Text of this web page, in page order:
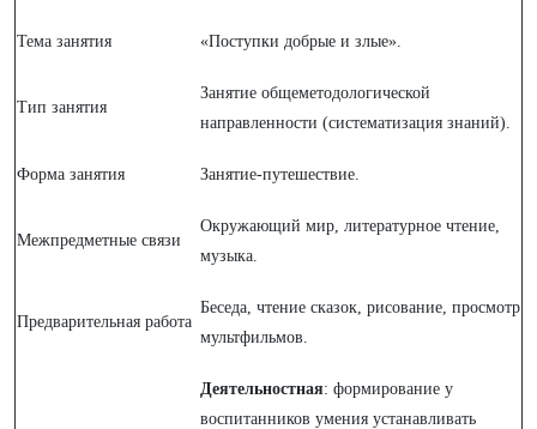
Тема занятия «Поступки добрые и злые».
Тип занятия
Занятие общеметодологической
направленности (систематизация знаний).
Форма занятия Занятие-путешествие.
Межпредметные связи
Окружающий мир, литературное чтение,
музыка.
Предварительная работа
Беседа, чтение сказок, рисование, просмотр
мультфильмов.
Деятельностная: формирование у
воспитанников умения устанавливать